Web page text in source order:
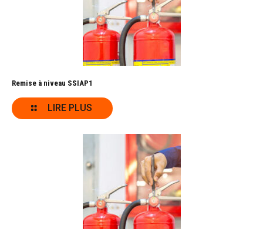
Remise à niveau SSIAP1
LIRE PLUS